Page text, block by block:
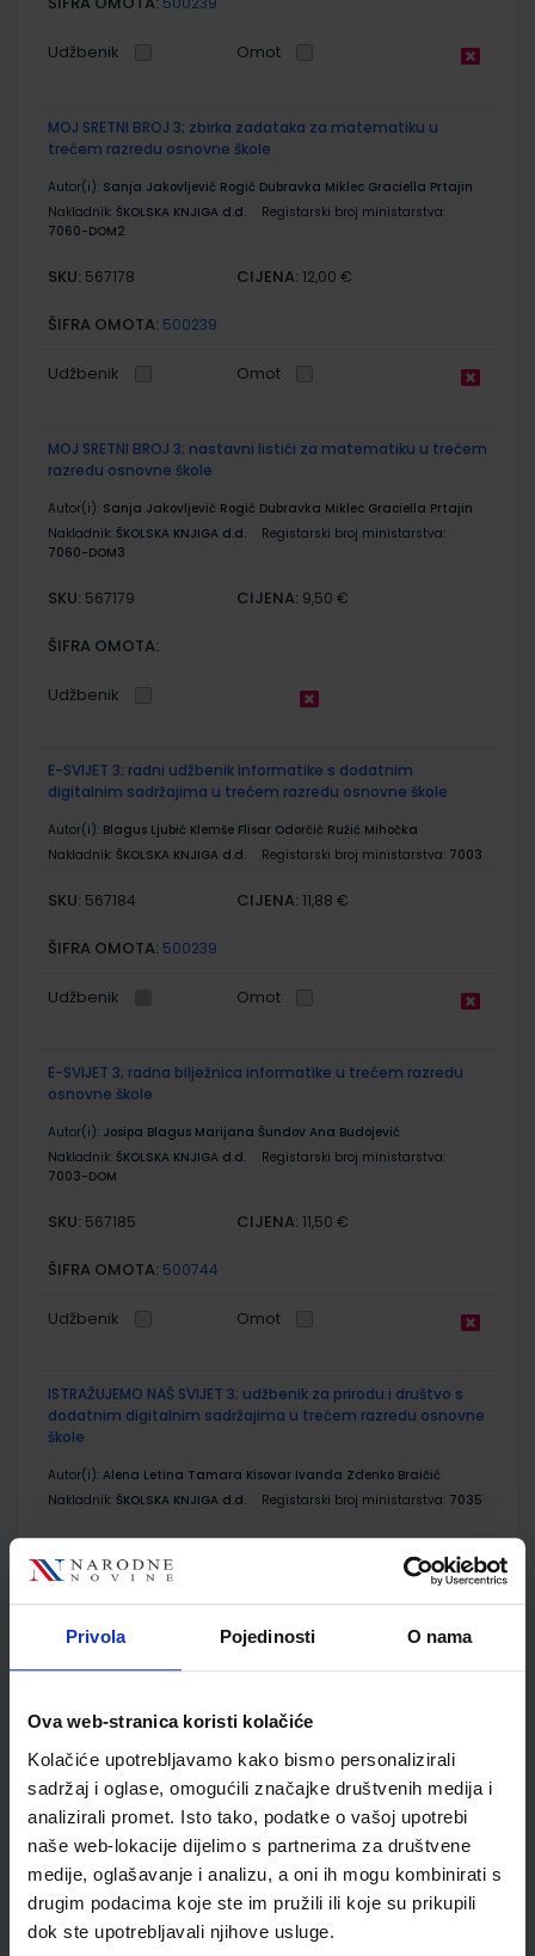
Privola Pojedinosti O nama
Ova web-stranica koristi kolačiće
Kolačiće upotrebljavamo kako bismo personalizirali
sadržaj i oglase, omogućili značajke društvenih medija i
analizirali promet. Isto tako, podatke o vašoj upotrebi
naše web-lokacije dijelimo s partnerima za društvene
medije, oglašavanje i analizu, a oni ih mogu kombinirati s
drugim podacima koje ste im pružili ili koje su prikupili
dok ste upotrebljavali njihove usluge.
Udžbenik Omot
MOJ SRETNI BROJ 3; zbirka zadataka za matematiku u
trećem razredu osnovne škole
Autor(i): Sanja Jakovljević Rogić Dubravka Miklec Graciella Prtajin
Nakladnik: ŠKOLSKA KNJIGA d.d.
Registarski broj ministarstva:
7060-DOM2
SKU: 567178 CIJENA: 12,00 €
ŠIFRA OMOTA: 500239
Udžbenik Omot
MOJ SRETNI BROJ 3; nastavni listići za matematiku u trećem
razredu osnovne škole
Autor(i): Sanja Jakovljević Rogić Dubravka Miklec Graciella Prtajin
Nakladnik: ŠKOLSKA KNJIGA d.d.
Registarski broj ministarstva:
7060-DOM3
SKU: 567179 CIJENA: 9,50 €
ŠIFRA OMOTA:
Udžbenik
E-SVIJET 3; radni udžbenik informatike s dodatnim
digitalnim sadržajima u trećem razredu osnovne škole
Autor(i): Blagus Ljubić Klemše Flisar Odorčić Ružić Mihočka
Nakladnik: ŠKOLSKA KNJIGA d.d. Registarski broj ministarstva: 7003
SKU: 567184 CIJENA: 11,88 €
ŠIFRA OMOTA: 500239
Udžbenik Omot
E-SVIJET 3; radna bilježnica informatike u trećem razredu
osnovne škole
Autor(i): Josipa Blagus Marijana Šundov Ana Budojević
Nakladnik: ŠKOLSKA KNJIGA d.d.
Registarski broj ministarstva:
7003-DOM
SKU: 567185 CIJENA: 11,50 €
ŠIFRA OMOTA: 500744
Udžbenik Omot
ISTRAŽUJEMO NAŠ SVIJET 3; udžbenik za prirodu i društvo s
dodatnim digitalnim sadržajima u trećem razredu osnovne
škole
Autor(i): Alena Letina Tamara Kisovar Ivanda Zdenko Braičić
Nakladnik: ŠKOLSKA KNJIGA d.d. Registarski broj ministarstva: 7035
SKU:567197 CIJENA:11,88 €
Udžbenik Omot
ISTRAŽUJEMO NAŠ SVIJET 3; radna bilježnica za prirodu i
Nakladnik: ŠKOLSKA KNJIGA d.d.
Registarski broj ministarstva:
7035-DOM
SKU: 567198 CIJENA: 11,00 €
ŠIFRA OMOTA:500239